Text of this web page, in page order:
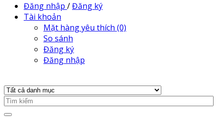
Đăng nhập /Đăng ký
Tài khoản
Mặt hàng yêu thích (0)
So sánh
Đăng ký
Đăng nhập